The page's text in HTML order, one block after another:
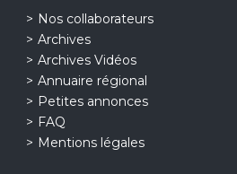
Nos collaborateurs
Archives
Archives Vidéos
Annuaire régional
Petites annonces
FAQ
Mentions légales